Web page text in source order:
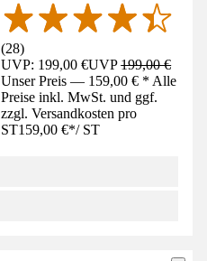
(28)
UVP: 199,00 €UVP199,00 €
Unser Preis — 159,00 € * Alle
Preise inkl. MwSt. und ggf.
zzgl. Versandkosten pro
ST159,00 €*/ ST